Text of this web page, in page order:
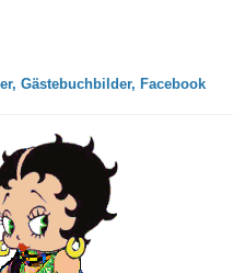
Gästebuchbilder, Facebook